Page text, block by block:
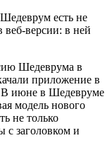
есть не
веб-версии: в ней
Шедеврума в
приложение в
В июне в Шедевруме
модель нового
не только
с заголовком и